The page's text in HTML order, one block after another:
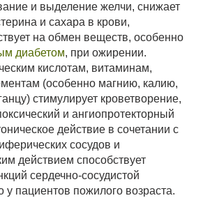
и выделение желчи, снижает
и сахара в крови,
на обмен веществ, особенно
диабетом, при ожирении.
кислотам, витаминам,
(особенно магнию, калию,
стимулирует кроветворение,
и ангиопротекторный
действие в сочетании с
сосудов и
действием способствует
сердечно-сосудистой
у пациентов пожилого возраста.